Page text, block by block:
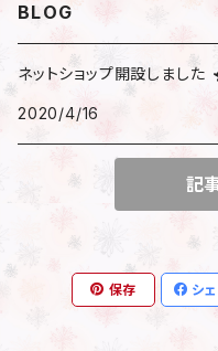
時計付きフラワーベース
包装
ブレスレット
その他
透明瓶（スリム）
透明瓶（ネコ）
透明瓶（ジャム）
イヤリング
マスキングテープ
シール
サンキューシール
フレークシール
BLOG
ネットショップ開設しました
2020/4/16
記
保存 シ